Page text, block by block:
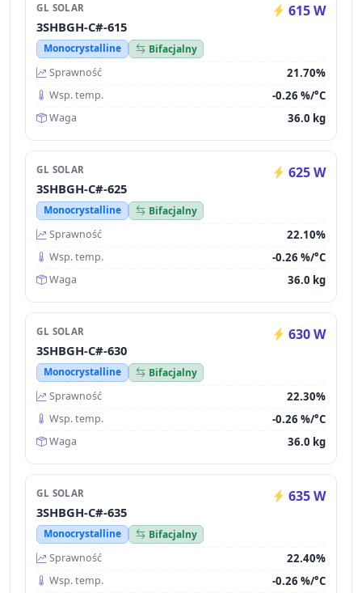
GL SOLAR 615 W
3SHBGH-C#-615
Monocrystalline
Bifacjalny
Sprawność
21.70%
Wsp. temp. -0.26 %/°C
Waga 36.0 kg
GL SOLAR 625 W
3SHBGH-C#-625
Monocrystalline
Bifacjalny
Sprawność
22.10%
Wsp. temp. -0.26 %/°C
Waga 36.0 kg
GL SOLAR 630 W
3SHBGH-C#-630
Monocrystalline
Bifacjalny
Sprawność
22.30%
Wsp. temp. -0.26 %/°C
Waga 36.0 kg
GL SOLAR 635 W
3SHBGH-C#-635
Monocrystalline
Bifacjalny
Sprawność
22.40%
Wsp. temp. -0.26 %/°C